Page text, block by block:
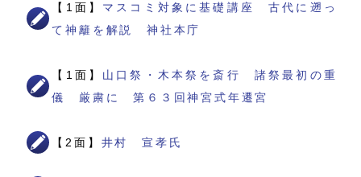
【1面】 マスコミ対象に基礎講座 古代に遡っ
て神籬を解説 神社本庁
【1面】 山口祭・木本祭を斎行 諸祭最初の重
儀 厳粛に 第６３回神宮式年遷宮
【2面】 井村 宣孝氏